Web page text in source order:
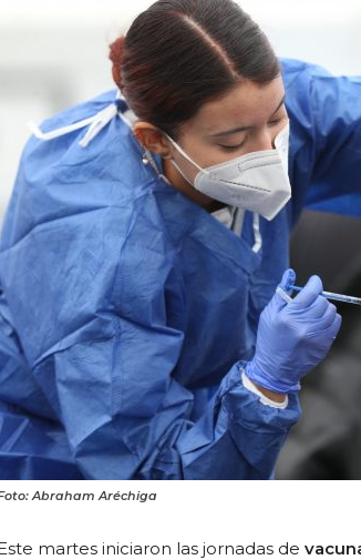
Abraham Aréchiga
martes iniciaron las jornadas de